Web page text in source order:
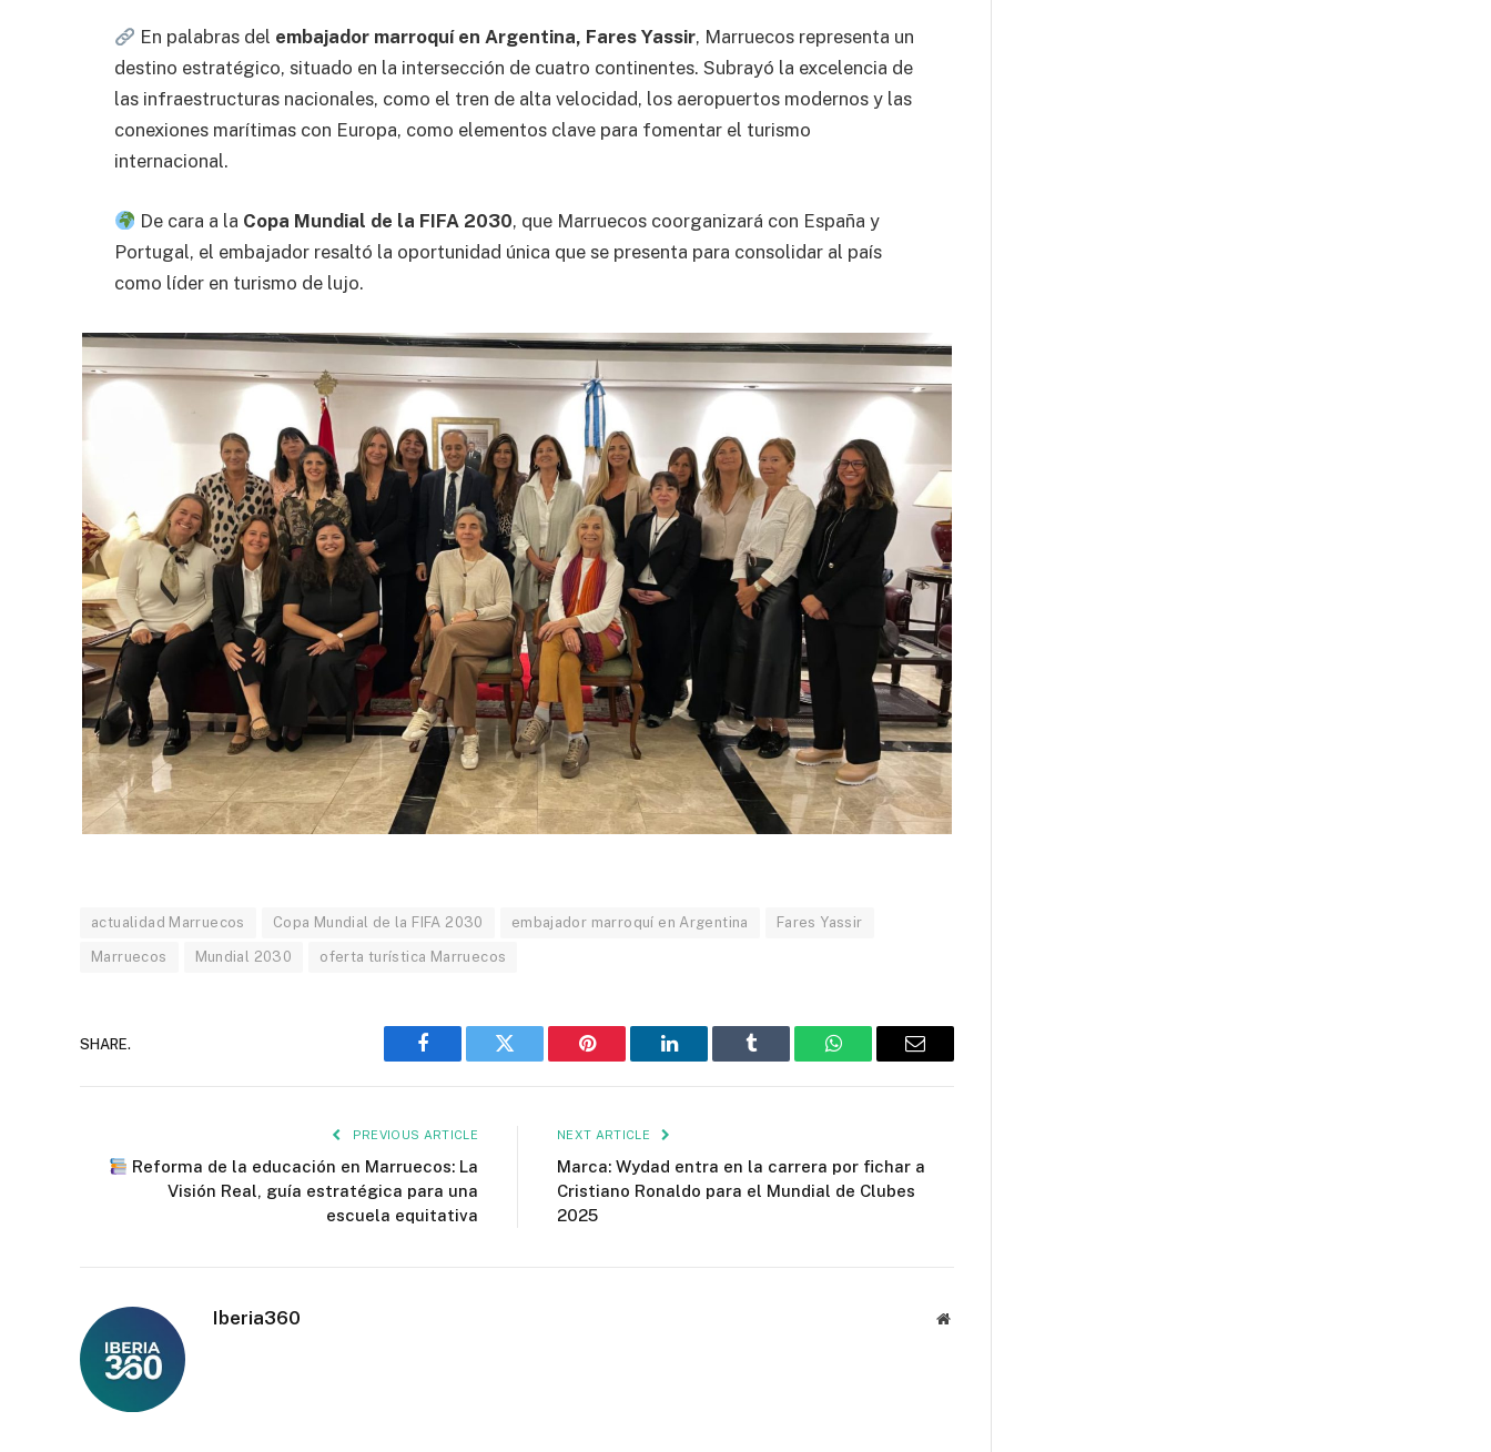
En palabras del embajador marroquí en Argentina, Fares Yassir, Marruecos representa un
destino estratégico, situado en la intersección de cuatro continentes. Subrayó la excelencia de
las infraestructuras nacionales, como el tren de alta velocidad, los aeropuertos modernos y las
conexiones marítimas con Europa, como elementos clave para fomentar el turismo
internacional.
De cara a la Copa Mundial de la FIFA 2030, que Marruecos coorganizará con España y
Portugal, el embajador resaltó la oportunidad única que se presenta para consolidar al país
como líder en turismo de lujo.
actualidad Marruecos Copa Mundial de la FIFA 2030 embajador marroquí en Argentina Fares Yassir
Marruecos Mundial 2030 oferta turística Marruecos
SHARE.
Facebook Twitter Pinterest LinkedIn Tumblr WhatsAppEmail
PREVIOUS ARTICLE
Reforma de la educación en Marruecos: La
Visión Real, guía estratégica para una
escuela equitativa
NEXT ARTICLE
Marca: Wydad entra en la carrera por fichar a
Cristiano Ronaldo para el Mundial de Clubes
2025
Iberia360 Website